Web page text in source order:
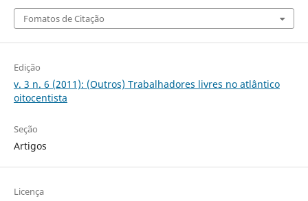
Fomatos de Citação
Edição
v. 3 n. 6 (2011): (Outros) Trabalhadores livres no atlântico
oitocentista
Seção
Artigos
Licença